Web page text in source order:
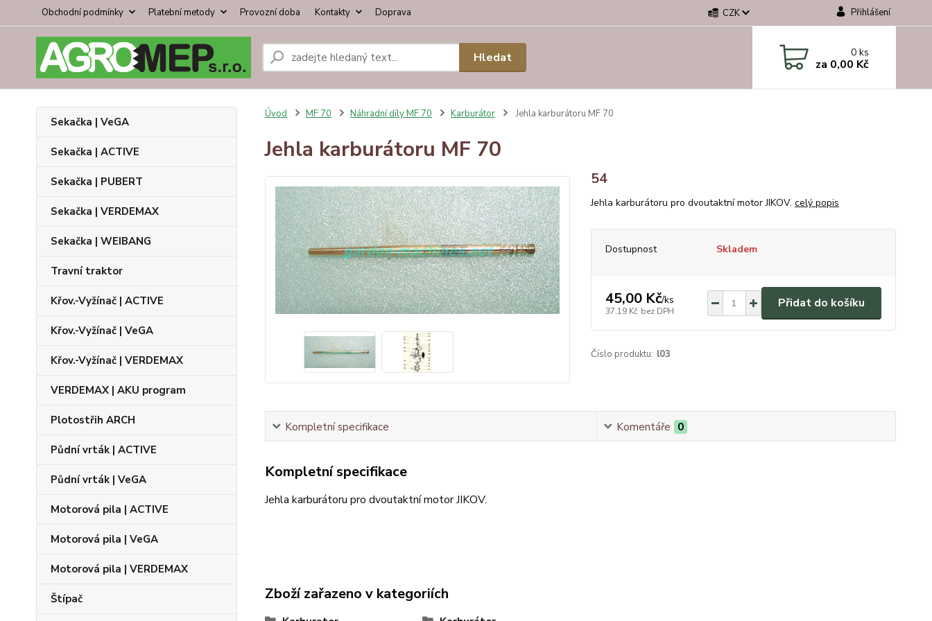
Obchodní podmínky Platební metody Provozní doba Kontakty Doprava CZK Přihlášení
Hledat 0ks
za 0,00 Kč
Sekačka | VeGA
Sekačka | ACTIVE
Sekačka | PUBERT
Sekačka | VERDEMAX
Sekačka | WEIBANG
Travní traktor
Křov.-Vyžínač | ACTIVE
Křov.-Vyžínač | VeGA
Křov.-Vyžínač | VERDEMAX
VERDEMAX | AKU program
Plotostřih ARCH
Půdní vrták | ACTIVE
Půdní vrták | VeGA
Motorová pila | ACTIVE
Motorová pila | VeGA
Motorová pila | VERDEMAX
Štípač
Úvod MF 70 Náhradní díly MF 70 Karburátor Jehla karburátoru MF 70
Jehla karburátoru MF 70
54
Jehla karburátoru pro dvoutaktní motor JIKOV. celý popis
Dostupnost Skladem
45,00 Kč/ks
37,19 Kč bez DPH
Přidat do košíku
Číslo produktu: l03
Kompletní specifikace Komentáře 0
Kompletní specifikace
Jehla karburátoru pro dvoutaktní motor JIKOV.
Zboží zařazeno v kategoriích